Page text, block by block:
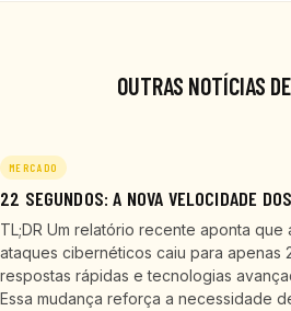
OUTRAS NOTÍCIAS DE
MERCADO
22 SEGUNDOS: A NOVA VELOCIDADE
TL;DR Um relatório recente aponta
ataques cibernéticos caiu para apenas
respostas rápidas e tecnologias
Essa mudança reforça a necessidade